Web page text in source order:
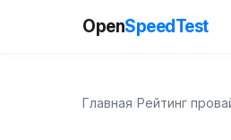
OpenSpeedTest
Главная Рейтинг